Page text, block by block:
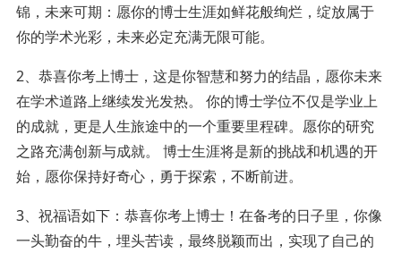
锦，未来可期：愿你的博士生涯如鲜花般绚烂，绽放属于
你的学术光彩，未来必定充满无限可能。
2、恭喜你考上博士，这是你智慧和努力的结晶，愿你未来
在学术道路上继续发光发热。 你的博士学位不仅是学业上
的成就，更是人生旅途中的一个重要里程碑。愿你的研究
之路充满创新与成就。 博士生涯将是新的挑战和机遇的开
始，愿你保持好奇心，勇于探索，不断前进。
3、祝福语如下：恭喜你考上博士！在备考的日子里，你像
一头勤奋的牛，埋头苦读，最终脱颖而出，实现了自己的